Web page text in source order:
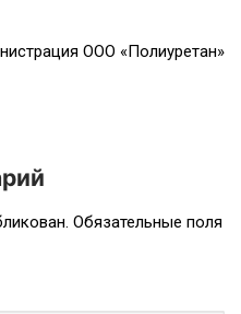
ООО «Полиуретан»
Обязательные поля